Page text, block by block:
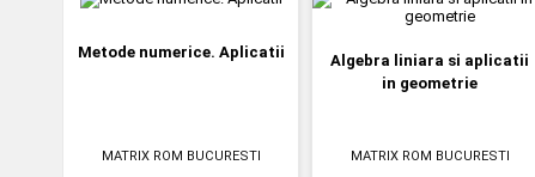
Metode numerice. Aplicatii
MATRIX ROM BUCURESTI
Algebra liniara si aplicatii
in geometrie
MATRIX ROM BUCURESTI